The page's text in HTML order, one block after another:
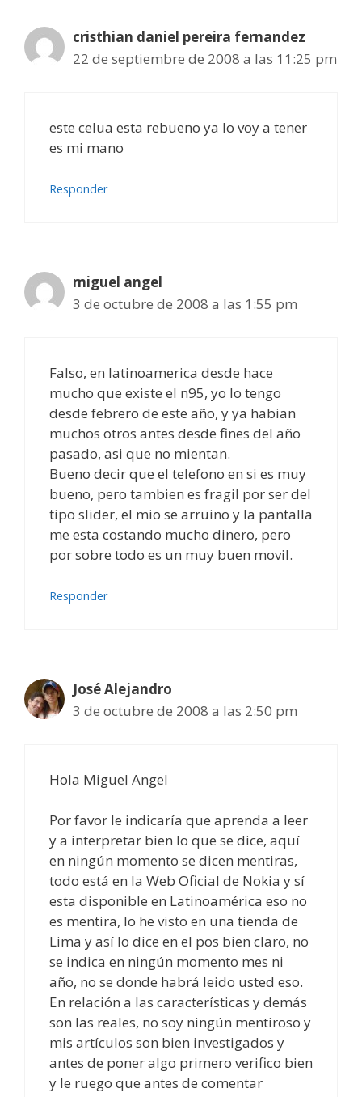
cristhian daniel pereira fernandez
22 de septiembre de 2008 a las 11:25 pm
este celua esta rebueno ya lo voy a tener
es mi mano
Responder
miguel angel
3 de octubre de 2008 a las 1:55 pm
Falso, en latinoamerica desde hace
mucho que existe el n95, yo lo tengo
desde febrero de este año, y ya habian
muchos otros antes desde fines del año
pasado, asi que no mientan.
Bueno decir que el telefono en si es muy
bueno, pero tambien es fragil por ser del
tipo slider, el mio se arruino y la pantalla
me esta costando mucho dinero, pero
por sobre todo es un muy buen movil.
Responder
José Alejandro
3 de octubre de 2008 a las 2:50 pm
Hola Miguel Angel
Por favor le indicaría que aprenda a leer
y a interpretar bien lo que se dice, aquí
en ningún momento se dicen mentiras,
todo está en la Web Oficial de Nokia y sí
esta disponible en Latinoamérica eso no
es mentira, lo he visto en una tienda de
Lima y así lo dice en el pos bien claro, no
se indica en ningún momento mes ni
año, no se donde habrá leido usted eso.
En relación a las características y demás
son las reales, no soy ningún mentiroso y
mis artículos son bien investigados y
antes de poner algo primero verifico bien
y le ruego que antes de comentar